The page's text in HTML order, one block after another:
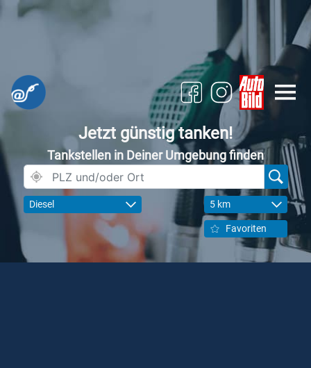
Jetzt günstig tanken!
Tankstellen in Deiner Umgebung finden
Diesel 5 km
Favoriten